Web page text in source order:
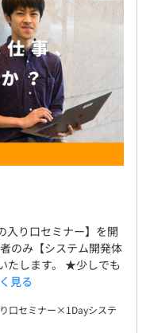
入り口セミナー】を開
のみ【システム開発体
たします。 ★少しでも
見る
口セミナー×1Dayシステ